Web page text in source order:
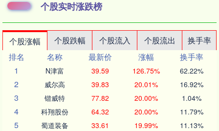
个股实时涨跌榜
个股涨幅 个股跌幅 个股流入 个股流出
换手率
排名
名称 最新价 涨幅
换手率
1
N津富 39.59 126.75% 62.22%
2 威尔高 39.83 20.01% 16.92%
3 锴威特 77.82 20.00% 1.04%
4 科翔股份 64.32 20.00% 11.79%
5 蜀道装备 33.61 19.99% 11.13%